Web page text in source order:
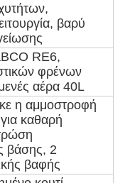
βαρύ
RE6,
φρένων
αέρα 40L
η αμμοστροφή
καθαρή
βάσης, 2
βαφής